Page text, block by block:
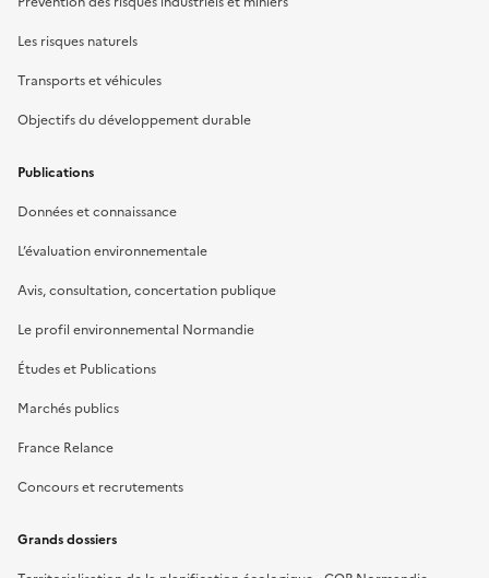
Les risques naturels
Transports et véhicules
Objectifs du développement durable
Publications
Données et connaissance
L’évaluation environnementale
Avis, consultation, concertation publique
Le profil environnemental Normandie
Études et Publications
Marchés publics
France Relance
Concours et recrutements
Grands dossiers